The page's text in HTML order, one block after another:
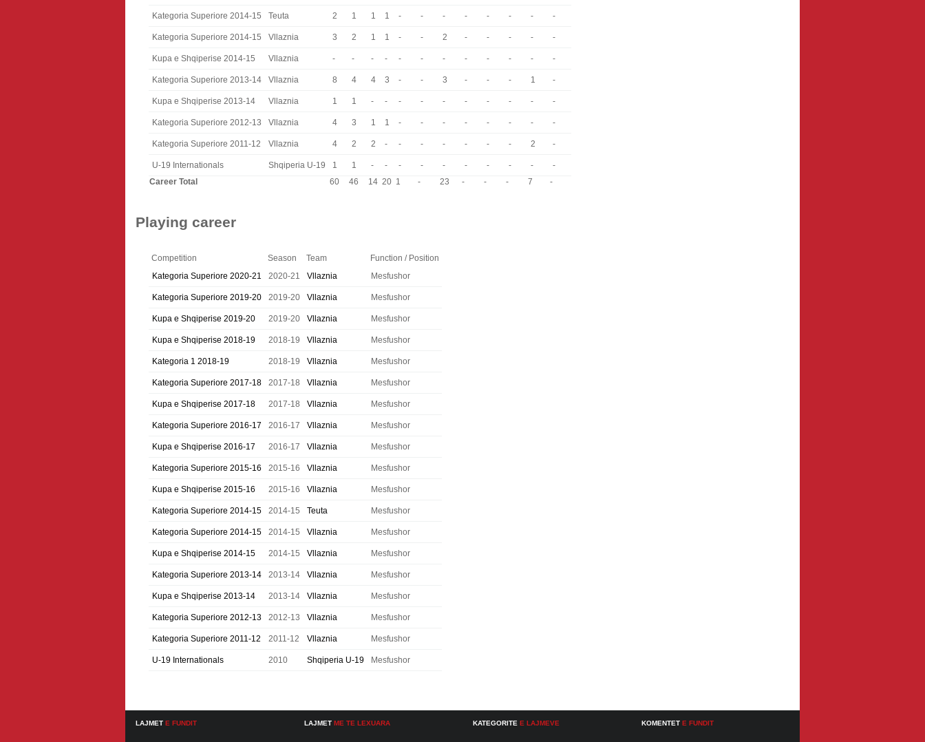
Kategoria Superiore 2014-15 Teuta 2 1 1 1 - - - - - - - -
Kategoria Superiore 2014-15 Vllaznia 3 2 1 1 - - 2 - - - - -
Kupa e Shqiperise 2014-15 Vllaznia - - - - - - - - - - - -
Kategoria Superiore 2013-14 Vllaznia 8 4 4 3 - - 3 - - - 1 -
Kupa e Shqiperise 2013-14 Vllaznia 1 1 - - - - - - - - - -
Kategoria Superiore 2012-13 Vllaznia 4 3 1 1 - - - - - - - -
Kategoria Superiore 2011-12 Vllaznia 4 2 2 - - - - - - - 2 -
U-19 Internationals Shqiperia U-19 1 1 - - - - - - - - -
-
Career Total
60 46 14 20 1 - 23 - - - 7 -
Playing career
Competition Season Team
Function / Position
Kategoria Superiore 2020-21
2020-21 Vllaznia Mesfushor
Kategoria Superiore 2019-20 2019-20 Vllaznia Mesfushor
Kupa e Shqiperise 2019-20 2019-20 Vllaznia Mesfushor
Kupa e Shqiperise 2018-19 2018-19 Vllaznia Mesfushor
Kategoria 1 2018-19 2018-19 Vllaznia Mesfushor
Kategoria Superiore 2017-18 2017-18 Vllaznia Mesfushor
Kupa e Shqiperise 2017-18 2017-18 Vllaznia Mesfushor
Kategoria Superiore 2016-17 2016-17 Vllaznia Mesfushor
Kupa e Shqiperise 2016-17 2016-17 Vllaznia Mesfushor
Kategoria Superiore 2015-16 2015-16 Vllaznia Mesfushor
Kupa e Shqiperise 2015-16 2015-16 Vllaznia Mesfushor
Kategoria Superiore 2014-15 2014-15 Teuta Mesfushor
Kategoria Superiore 2014-15 2014-15 Vllaznia Mesfushor
Kupa e Shqiperise 2014-15 2014-15 Vllaznia Mesfushor
Kategoria Superiore 2013-14 2013-14 Vllaznia Mesfushor
Kupa e Shqiperise 2013-14 2013-14 Vllaznia Mesfushor
Kategoria Superiore 2012-13 2012-13 Vllaznia Mesfushor
Kategoria Superiore 2011-12 2011-12 Vllaznia Mesfushor
U-19 Internationals 2010 Shqiperia U-19 Mesfushor
LAJMET E FUNDIT LAJMET ME TE LEXUARA KATEGORITE E LAJMEVE KOMENTET E FUNDIT